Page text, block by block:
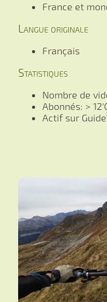
France et
Langue originale
Français
Statistiques
Nombre de
Abonnés: >
Actif sur